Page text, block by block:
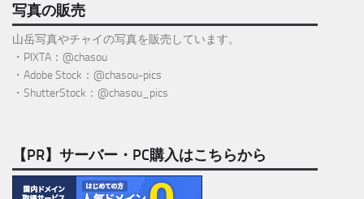
写真の販売
山岳写真やチャイの写真を販売しています。
・PIXTA：@chasou
・Adobe Stock：@chasou-pics
・ShutterStock：@chasou_pics
【PR】サーバー・PC購入はこちらから